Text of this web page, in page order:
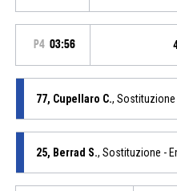
P4 03:56
77, Cupellaro C., Sostituzione
25, Berrad S., Sostituzione -